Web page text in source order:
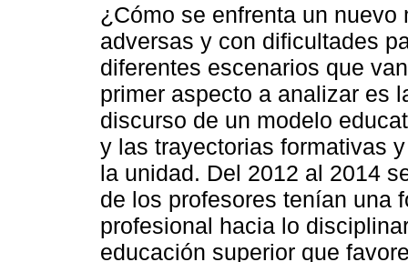
¿Cómo se enfrenta un
adversas y con dificultades
diferentes escenarios que
primer aspecto a analizar es
discurso de un modelo
y las trayectorias formativas
la unidad. Del 2012 al 2014
de los profesores tenían una
profesional hacia lo
educación superior que